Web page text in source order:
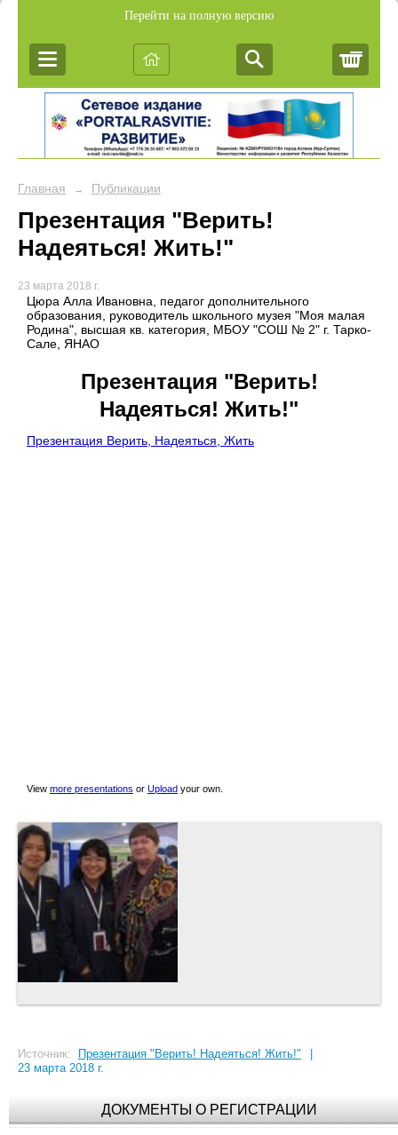
Перейти на полную версию
Главная → Публикации
Презентация "Верить!
Надеяться! Жить!"
23 марта 2018 г.
Цюра Алла Ивановна, педагог дополнительного
образования, руководитель школьного музея "Моя малая
Родина", высшая кв. категория, МБОУ "СОШ № 2" г. Тарко-
Сале, ЯНАО
Презентация "Верить!
Надеяться! Жить!"
Презентация Верить, Надеяться, Жить
View more presentations or Upload your own.
Источник: Презентация "Верить! Надеяться! Жить!"
23 марта 2018 г.
ДОКУМЕНТЫ О РЕГИСТРАЦИИ